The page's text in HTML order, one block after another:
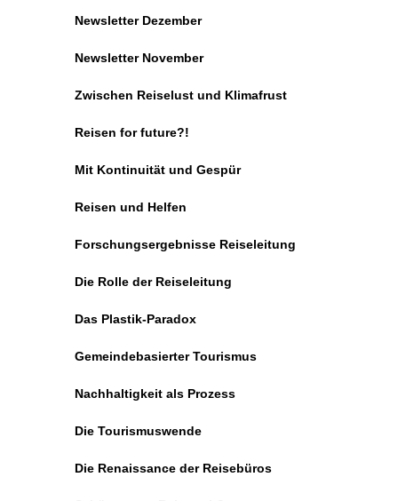
Newsletter Dezember
Newsletter November
Zwischen Reiselust und Klimafrust
Reisen for future?!
Mit Kontinuität und Gespür
Reisen und Helfen
Forschungsergebnisse Reiseleitung
Die Rolle der Reiseleitung
Das Plastik-Paradox
Gemeindebasierter Tourismus
Nachhaltigkeit als Prozess
Die Tourismuswende
Die Renaissance der Reisebüros